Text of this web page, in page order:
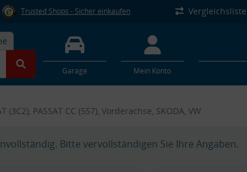
Trusted Shops - Sicher einkaufen Vergleichsliste
Garage Mein Konto
(3C2), PASSAT CC (557), Vorderachse, SKODA, VW
Bitte vervollständigen Sie Ihre Angaben.